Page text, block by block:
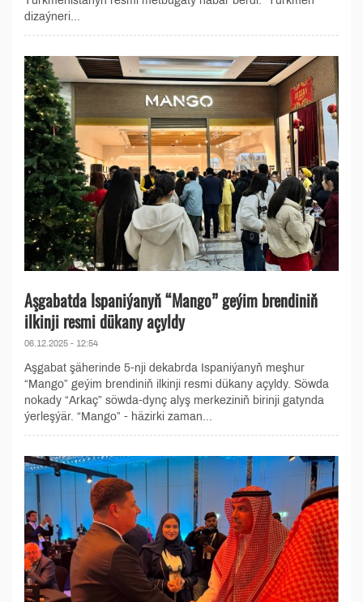
dizaýneri...
Aşgabatda Ispaniýanyň “Mango” geýim brendiniň
ilkinji resmi dükany açyldy
06.12.2025 - 12:54
Aşgabat şäherinde 5-nji dekabrda Ispaniýanyň meşhur
“Mango” geýim brendiniň ilkinji resmi dükany açyldy. Söwda
nokady “Arkaç” söwda-dynç alyş merkeziniň birinji gatynda
ýerleşýär. “Mango” - häzirki zaman...